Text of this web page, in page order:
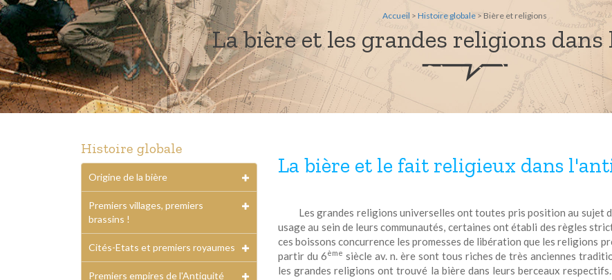
Accueil > Histoire globale > Bière et religions
La bière et les grandes religions
La bière et le fait religieux dans
Les grandes religions universelles ont toutes pris position au sujet
usage au sein de leurs communautés, certaines ont établi des règles
ces boissons concurrence les promesses de libération que les religions
partir du 6ème siècle av. n. ère sont tous riches de très anciennes
les grandes religions ont trouvé la bière dans leurs berceaux
Histoire globale
Origine de la bière
Premiers villages, premiers
brassins !
Cités-Etats et premiers royaumes
Premiers empires de l'Antiquité